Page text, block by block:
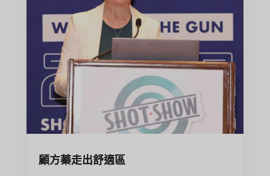
顧方蓁走出舒適區